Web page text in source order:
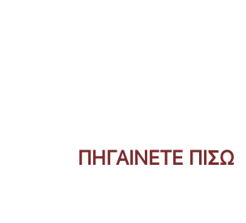
ΠΗΓΑΙΝΕΤΕ ΠΙΣΩ